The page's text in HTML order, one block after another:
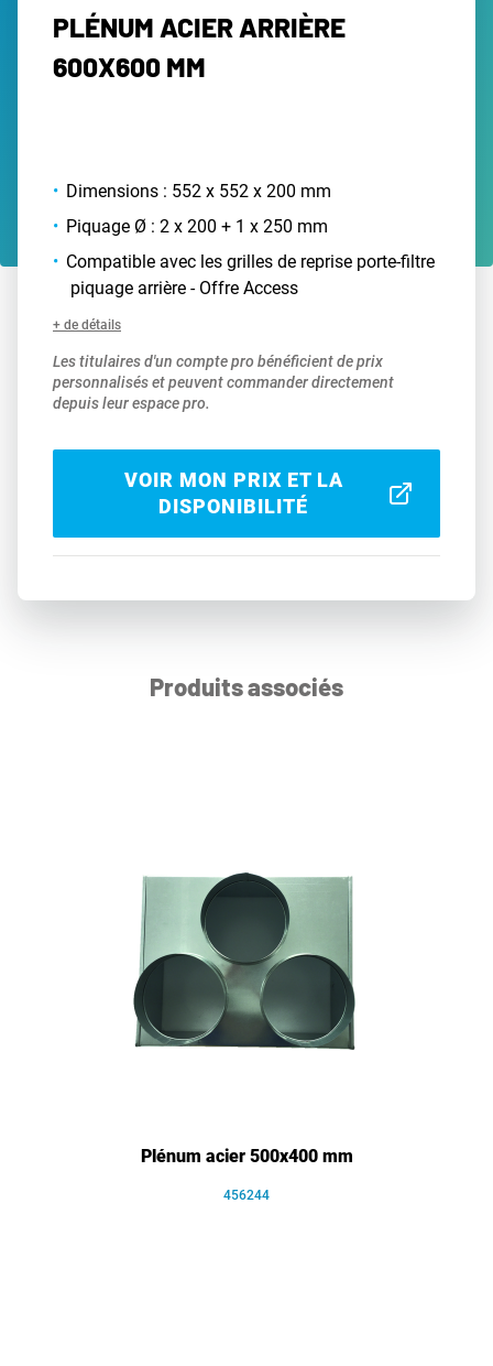
PLÉNUM ACIER ARRIÈRE
600X600 MM
Dimensions : 552 x 552 x 200 mm
Piquage Ø : 2 x 200 + 1 x 250 mm
Compatible avec les grilles de reprise porte-filtre
piquage arrière - Offre Access
+ de détails
Les titulaires d'un compte pro bénéficient de prix
personnalisés et peuvent commander directement
depuis leur espace pro.
VOIR MON PRIX ET LA
DISPONIBILITÉ
Produits associés
Plénum acier 500x400 mm
456244